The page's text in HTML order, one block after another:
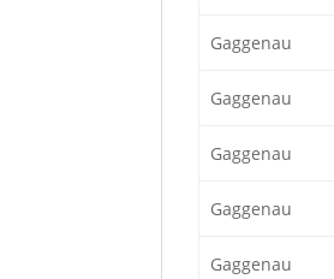
Gaggenau
Gaggenau
Gaggenau
Gaggenau
Gaggenau